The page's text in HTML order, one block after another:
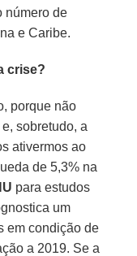
número de
e Caribe.
crise?
porque não
sobretudo, a
ativermos ao
de 5,3% na
para estudos
um
em condição de
a 2019. Se a